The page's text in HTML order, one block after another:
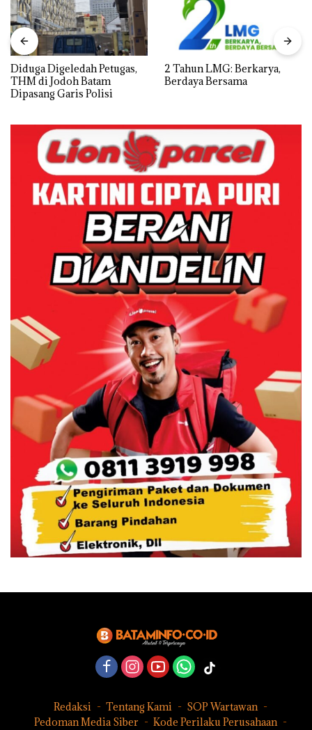
Diduga Digeledah Petugas,
THM di Jodoh Batam
Dipasang Garis Polisi
2 Tahun LMG: Berkarya,
Berdaya Bersama
Redaksi Tentang Kami
SOP Wartawan
Pedoman Media Siber
Kode Perilaku Perusahaan